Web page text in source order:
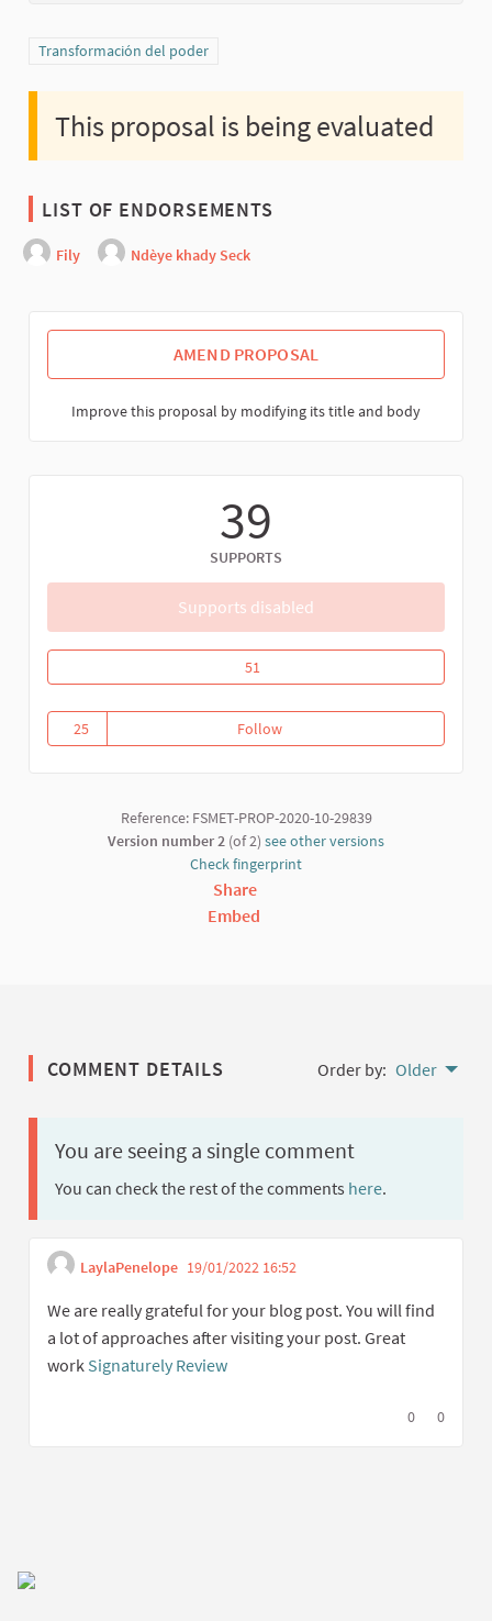
Filter results for category: Transformación del poder
Transformación del poder
This proposal is being evaluated
LIST OF ENDORSEMENTS
Fily Ndèye khady Seck
AMEND PROPOSAL
Improve this proposal by modifying its title and body
39
SUPPORTS
Supports disabled
Riposte communautaire contre la
51
25
25 followers
FollowRiposte communautaire contre
Reference: FSMET-PROP-2020-10-29839
Version number 2 (of 2) see other versions
Check fingerprint
Share
Embed
COMMENT DETAILS Order by: Older
You are seeing a single comment
You can check the rest of the comments here.
LaylaPenelope 19/01/2022 16:52
We are really grateful for your blog post. You will find
a lot of approaches after visiting your post. Great
work Signaturely Review
I agree with
0 I0